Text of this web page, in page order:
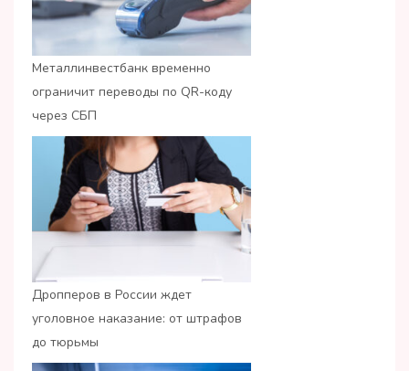
Металлинвестбанк временно
ограничит переводы по QR-коду
через СБП
Дропперов в России ждет
уголовное наказание: от штрафов
до тюрьмы